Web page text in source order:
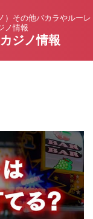
）その他バカラやルーレ
ノ情報
ジノ情報